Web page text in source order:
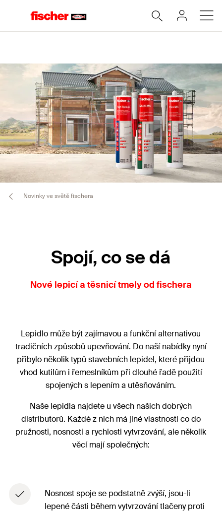
Novinky ve světě fischera
Spojí, co se dá
Nové lepicí a těsnicí tmely od fischera
Lepidlo může být zajímavou a funkční alternativou
tradičních způsobů upevňování. Do naší nabídky nyní
přibylo několik typů stavebních lepidel, které přijdou
vhod kutilům i řemeslníkům při dlouhé řadě použití
spojených s lepením a utěsňováním.
Naše lepidla najdete u všech našich dobrých
distributorů. Každé z nich má jiné vlastnosti co do
pružnosti, nosnosti a rychlosti vytvrzování, ale několik
věcí mají společných:
Nosnost spoje se podstatně zvýší, jsou-li
lepené části během vytvrzování tlačeny proti